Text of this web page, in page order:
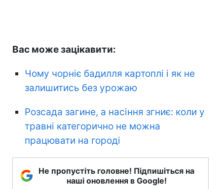
Вас може зацікавити:
Чому чорніє бадилля картоплі і як не
залишитись без урожаю
Розсада загине, а насіння згниє: коли у
травні категорично не можна
працювати на городі
Не пропустіть головне! Підпишіться на
наші оновлення в Google!